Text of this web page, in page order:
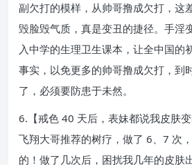
副欠打的模样，从帅哥撸成欠打，这
毁脸毁气质，真是变丑的捷径。手淫
入中学的生理卫生课本，让全中国的
事实，以免更多的帅哥撸成欠打，到
了，必须要防患于未然。
6.【戒色 40 天后，表妹都说我皮肤
飞翔大哥推荐的树疗，做了 6、7 次
的！做了几次后，困扰我几年的皮肤